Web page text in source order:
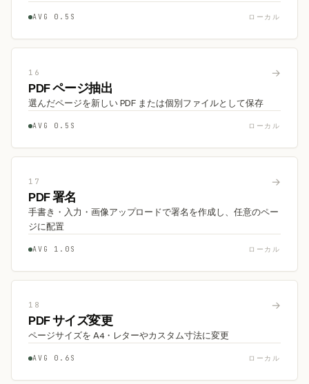
AVG 0.5S ローカル
16 →
PDF ページ抽出
選んだページを新しい PDF または個別ファイルとして保存
AVG 0.5S ローカル
17 →
PDF 署名
手書き・入力・画像アップロードで署名を作成し、任意のペー
ジに配置
AVG 1.0S ローカル
18 →
PDF サイズ変更
ページサイズを A4・レターやカスタム寸法に変更
AVG 0.6S ローカル